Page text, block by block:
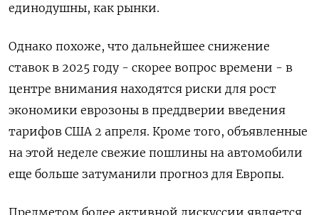
единодушны, как рынки.
Однако похоже, что дальнейшее снижение
ставок в 2025 году - скорее вопрос времени - в
центре внимания находятся риски для рост
экономики еврозоны в преддверии введения
тарифов США 2 апреля. Кроме того, объявленные
на этой неделе свежие пошлины на автомобили
еще больше затуманили прогноз для Европы.